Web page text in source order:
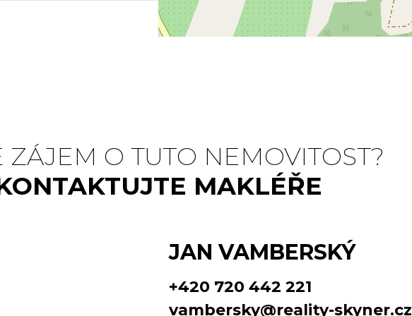
ZÁJEM O TUTO NEMOVITOST?
MAKLÉŘE
JAN VAMBERSKÝ
+420 720 442 221
vambersky@reality-skyner.cz